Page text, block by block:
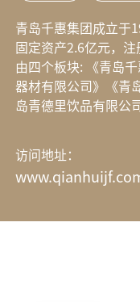
青岛千惠集团成立于
固定资产2.6亿元，
由四个板块: 《青岛
器材有限公司》《青
岛青德里饮品有限公
访问地址：